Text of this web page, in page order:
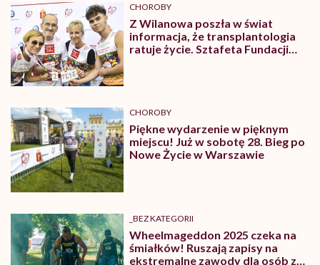
CHOROBY
Z Wilanowa poszła w świat
informacja, że transplantologia
ratuje życie. Sztafeta Fundacji
CHOROBY
Piękne wydarzenie w pięknym
miejscu! Już w sobotę 28. Bieg po
Nowe Życie w Warszawie
_BEZ KATEGORII
Wheelmageddon 2025 czeka na
śmiałków! Ruszają zapisy na
ekstremalne zawody dla osób z